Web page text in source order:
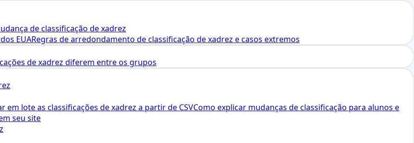
de classificação de xadrez
EUARegras de arredondamento de classificação de xadrez e casos extremos
de xadrez diferem entre os grupos
em lote as classificações de xadrez a partir de CSVComo explicar mudanças de classificação para alunos e
seu site